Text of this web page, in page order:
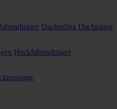
Dachreling Dachträger
Heckfahrradträger